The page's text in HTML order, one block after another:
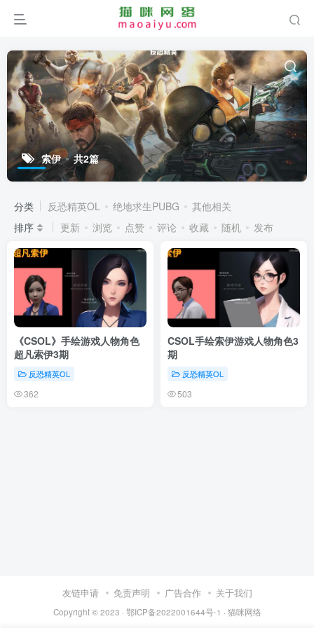
索伊 共2篇
分类 反恐精英OL 绝地求生PUBG
其他相关
排序
更新 浏览 点赞 评论 收藏 随机 发布
《CSOL》手绘游戏人物角色
超凡索伊3期
反恐精英OL
362
CSOL手绘索伊游戏人物角色3
期
反恐精英OL
503
友链申请 免责声明 广告合作 关于我们
Copyright © 2023 · 鄂ICP备2022001644号-1 · 猫咪网络